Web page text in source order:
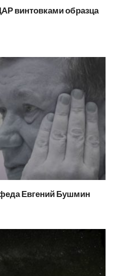
винтовками образца
Евгений Бушмин